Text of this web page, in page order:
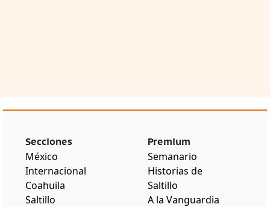
Secciones
México
Internacional
Coahuila
Saltillo
Premium
Semanario
Historias de
Saltillo
A la Vanguardia